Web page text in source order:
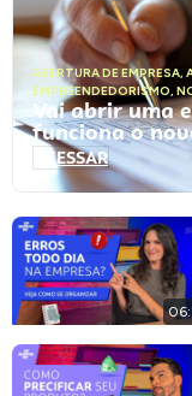
ABERTURA DE EMPRESA,
EMPREENDEDORISMO,
Vai abrir uma
funciona o
ACESSAR